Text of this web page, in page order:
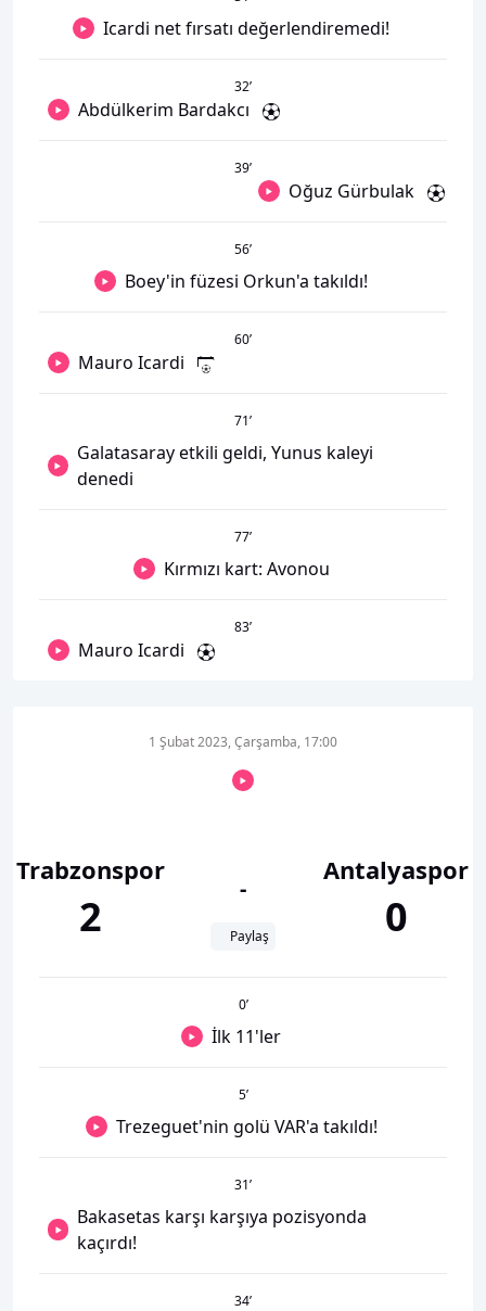
Icardi net fırsatı değerlendiremedi!
32’
Abdülkerim Bardakcı
39’
Oğuz Gürbulak
56’
Boey'in füzesi Orkun'a takıldı!
60’
Mauro Icardi
71’
Galatasaray etkili geldi, Yunus kaleyi
denedi
77’
Kırmızı kart: Avonou
83’
Mauro Icardi
Trabzonspor
2
1 Şubat 2023, Çarşamba, 17:00
-
Paylaş
Antalyaspor
0
0’
İlk 11'ler
5’
Trezeguet'nin golü VAR'a takıldı!
31’
Bakasetas karşı karşıya pozisyonda
kaçırdı!
34’